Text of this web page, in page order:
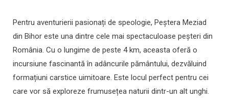
Pentru aventurierii pasionați de speologie, Peștera Meziad
din Bihor este una dintre cele mai spectaculoase peșteri din
România. Cu o lungime de peste 4 km, aceasta oferă o
incursiune fascinantă în adâncurile pământului, dezvăluind
formațiuni carstice uimitoare. Este locul perfect pentru cei
care vor să exploreze frumusețea naturii dintr-un alt unghi.